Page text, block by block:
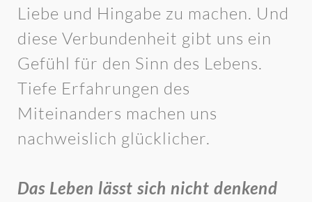
Liebe und Hingabe zu machen. Und
diese Verbundenheit gibt uns ein
Gefühl für den Sinn des Lebens.
Tiefe Erfahrungen des
Miteinanders machen uns
nachweislich glücklicher.
Das Leben lässt sich nicht denkend